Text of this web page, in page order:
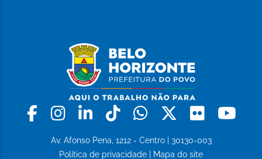
Facebook
Instagram
LinkedinTiktokWhatsapp
X Flickr
Av. Afonso Pena, 1212 - Centro | 30130-003
Política de privacidade
Mapa do site